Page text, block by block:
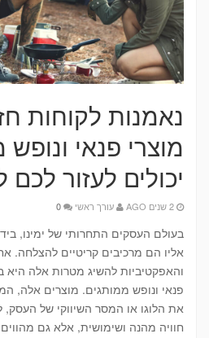
נאמנות לקוחות
מוצרי פנאי
יכולים לעזור
עורך ראשי 0
בעולם העסקים התחרותי של ימינו,
אליו הם מרכיבים קריטיים להצלחה.
והאפקטיביות להשיג מטרות אלה היא
פנאי ונופש ממותגים. מוצרים אלה,
את הלוגו או המסר השיווקי של
חוויה מהנה ושימושית, אלא גם מהווים